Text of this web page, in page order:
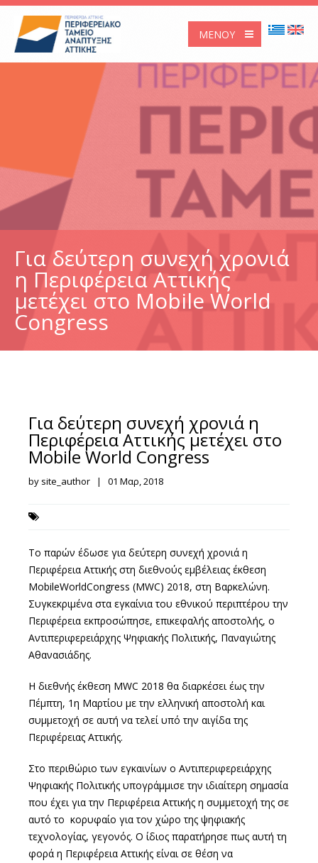
ΜΕΝΟΎ
Για δεύτερη συνεχή χρονιά
η Περιφέρεια Αττικής
μετέχει στο Mobile World
Congress
Για δεύτερη συνεχή χρονιά η
Περιφέρεια Αττικής μετέχει στο
Mobile World Congress
by site_author | 01 Μαρ, 2018
Το παρών έδωσε για δεύτερη συνεχή χρονιά η
Περιφέρεια Αττικής στη διεθνούς εμβέλειας έκθεση
MobileWorldCongress (MWC) 2018, στη Βαρκελώνη.
Συγκεκριμένα στα εγκαίνια του εθνικού περιπτέρου την
Περιφέρεια εκπροσώπησε, επικεφαλής αποστολής, ο
Αντιπεριφερειάρχης Ψηφιακής Πολιτικής, Παναγιώτης
Αθανασιάδης.
Η διεθνής έκθεση MWC 2018 θα διαρκέσει έως την
Πέμπτη, 1η Μαρτίου με την ελληνική αποστολή και
συμμετοχή σε αυτή να τελεί υπό την αιγίδα της
Περιφέρειας Αττικής.
Στο περιθώριο των εγκαινίων ο Αντιπεριφερειάρχης
Ψηφιακής Πολιτικής υπογράμμισε την ιδιαίτερη σημασία
που έχει για την Περιφέρεια Αττικής η συμμετοχή της σε
αυτό το κορυφαίο για τον χώρο της ψηφιακής
τεχνολογίας, γεγονός. Ο ίδιος παρατήρησε πως αυτή τη
φορά η Περιφέρεια Αττικής είναι σε θέση να